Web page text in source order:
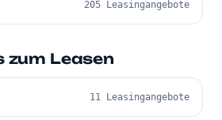
205 Leasingangebote
zum Leasen
11 Leasingangebote